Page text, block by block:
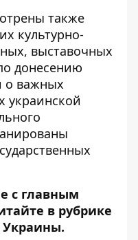
также
культурно-
выставочных
донесению
о важных
украинской
с главным
в рубрике
Украины.